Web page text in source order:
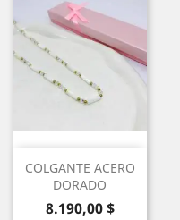
COLGANTE ACERO
DORADO
Precio
8.190,00 $